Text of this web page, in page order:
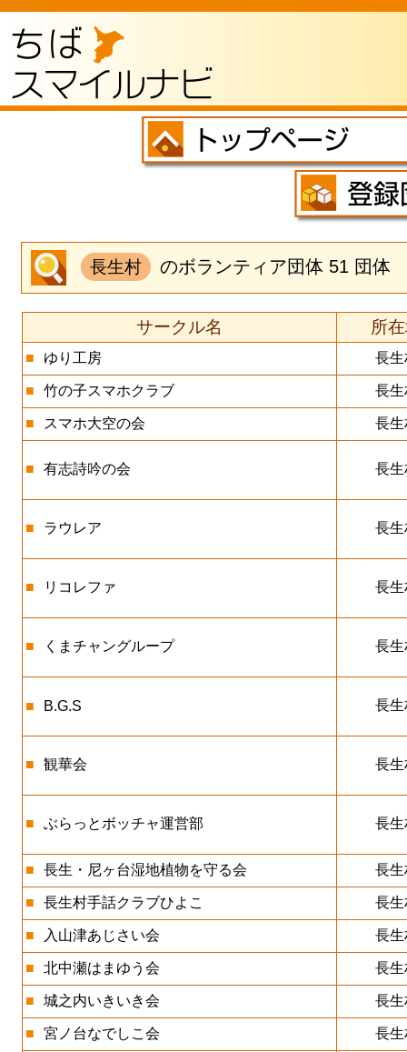
長生村 のボランティア団体 51 団体
サークル名 所
■ ゆり工房 長生
■ 竹の子スマホクラブ 長生
■ スマホ大空の会 長生
■ 有志詩吟の会 長生
■ ラウレア 長生
■ リコレファ 長生
■ くまチャングループ 長生
■ B.G.S 長生
■ 観華会 長生
■ ぶらっとボッチャ運営部 長生
■ 長生・尼ヶ台湿地植物を守る会 長生
■ 長生村手話クラブひよこ 長生
■ 入山津あじさい会 長生
■ 北中瀬はまゆう会 長生
■ 城之内いきいき会 長生
■ 宮ノ台なでしこ会 長生